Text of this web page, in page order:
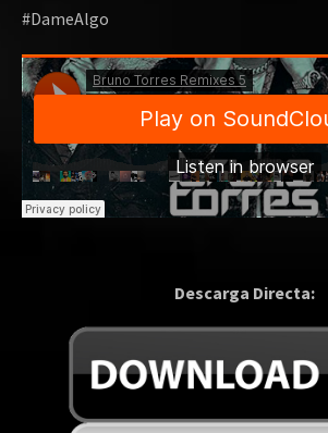
#DameAlgo
Descarga Directa: